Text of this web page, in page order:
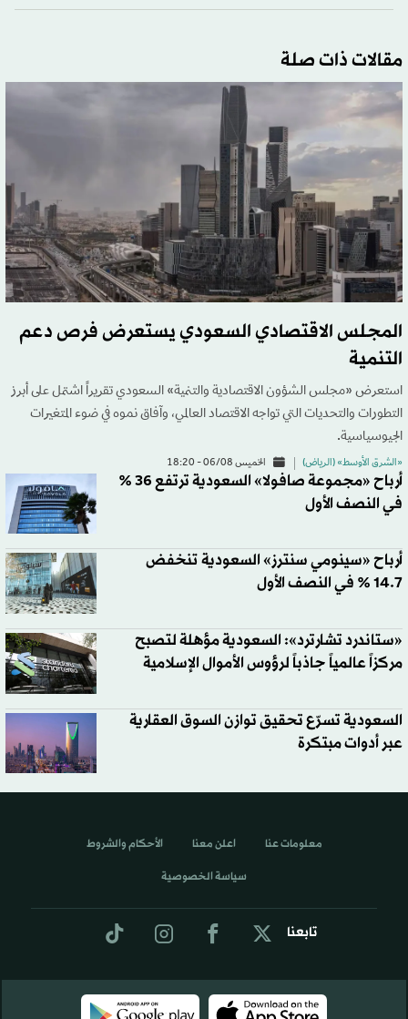
مقالات ذات صلة
المجلس الاقتصادي السعودي يستعرض فرص دعم
التنمية
استعرض «مجلس الشؤون الاقتصادية والتنمية» السعودي تقريراً اشتمل على أبرز
التطورات والتحديات التي تواجه الاقتصاد العالمي، وآفاق نموه في ضوء المتغيرات
الجيوسياسية.
«الشرق الأوسط» (الرياض) الخميس 06/08 - 18:20
أرباح «مجموعة صافولا» السعودية ترتفع 36 %
في النصف الأول
أرباح «سينومي سنترز» السعودية تنخفض
14.7 % في النصف الأول
«ستاندرد تشارترد»: السعودية مؤهلة لتصبح
مركزاً عالمياً جاذباً لرؤوس الأموال الإسلامية
السعودية تسرّع تحقيق توازن السوق العقارية
عبر أدوات مبتكرة
تابعنا
معلومات عنا اعلن معنا الأحكام والشروط
سياسة الخصوصية